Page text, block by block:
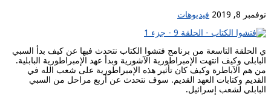
نوفمبر 8, 2019 فيديوهات
ي الحلقة التاسعة من برنامج فتشوا الكتاب نتحدث فيها عن كيف بدأ السبي
البابلي وكيف انتهت الإمبراطورية الآشورية وبدأ عهد الإمبراطورية البابلية.
من هم الآباطرة وكيف كان تأثير هذه الإمبراطورية على شعب الله في
القديم وكتابات العهد القديم. سوف نتحدث عن أربع مراحل من السبي
البابلي لشعب إسرائيل.